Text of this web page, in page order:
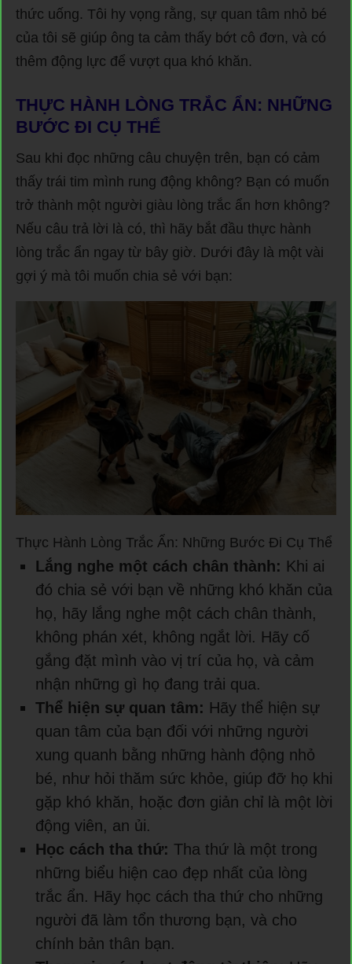
thức uống. Tôi hy vọng rằng, sự quan tâm nhỏ bé
của tôi sẽ giúp ông ta cảm thấy bớt cô đơn, và có
thêm động lực để vượt qua khó khăn.
THỰC HÀNH LÒNG TRẮC ẨN: NHỮNG
BƯỚC ĐI CỤ THỂ
Sau khi đọc những câu chuyện trên, bạn có cảm
thấy trái tim mình rung động không? Bạn có muốn
trở thành một người giàu lòng trắc ẩn hơn không?
Nếu câu trả lời là có, thì hãy bắt đầu thực hành
lòng trắc ẩn ngay từ bây giờ. Dưới đây là một vài
gợi ý mà tôi muốn chia sẻ với bạn:
Thực Hành Lòng Trắc Ẩn: Những Bước Đi Cụ Thể
Lắng nghe một cách chân thành: Khi ai
đó chia sẻ với bạn về những khó khăn của
họ, hãy lắng nghe một cách chân thành,
không phán xét, không ngắt lời. Hãy cố
gắng đặt mình vào vị trí của họ, và cảm
nhận những gì họ đang trải qua.
Thể hiện sự quan tâm: Hãy thể hiện sự
quan tâm của bạn đối với những người
xung quanh bằng những hành động nhỏ
bé, như hỏi thăm sức khỏe, giúp đỡ họ khi
gặp khó khăn, hoặc đơn giản chỉ là một lời
động viên, an ủi.
Học cách tha thứ: Tha thứ là một trong
những biểu hiện cao đẹp nhất của lòng
trắc ẩn. Hãy học cách tha thứ cho những
người đã làm tổn thương bạn, và cho
chính bản thân bạn.